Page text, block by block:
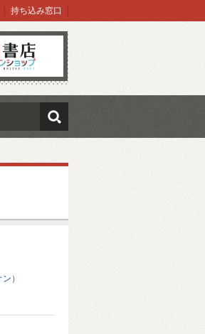
プ
持ち込み窓口
検索
）